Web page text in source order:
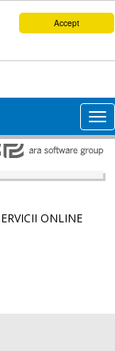
Accept
ONLINE